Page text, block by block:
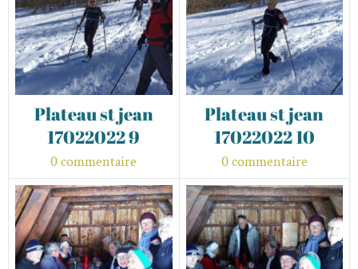
Plateau st jean
17022022 9
0 commentaire
Plateau st jean
17022022 10
0 commentaire